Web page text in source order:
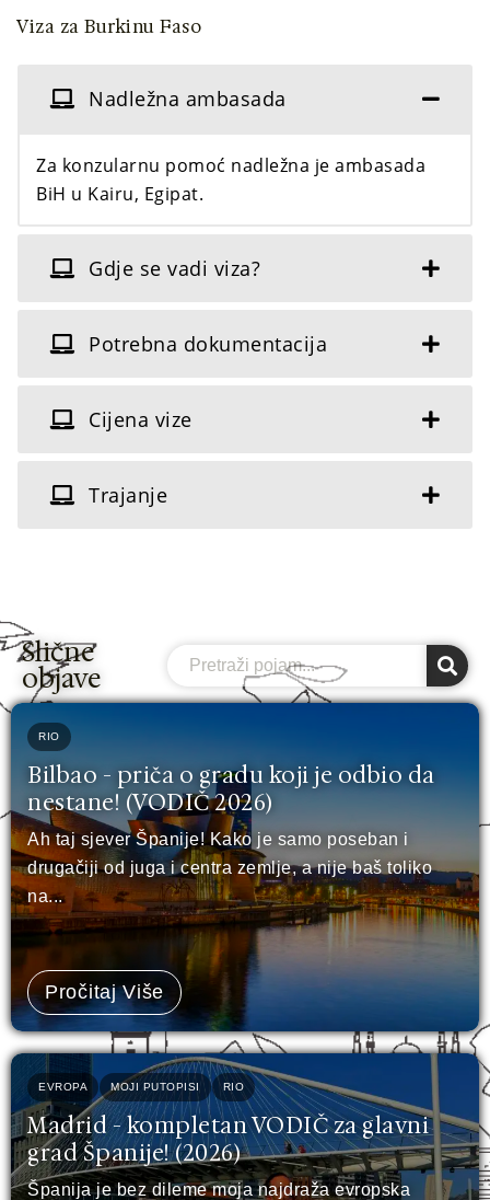
Viza za Burkinu Faso
Nadležna ambasada
Za konzularnu pomoć nadležna je ambasada
BiH u Kairu, Egipat.
Gdje se vadi viza?
Potrebna dokumentacija
Cijena vize
Trajanje
Slične
objave
Search
RIO
Bilbao - priča o gradu koji je odbio da
nestane! (VODIČ 2026)
Ah taj sjever Španije! Kako je samo poseban i
drugačiji od juga i centra zemlje, a nije baš toliko
na...
Pročitaj Više
EVROPA MOJI PUTOPISI RIO
Madrid - kompletan VODIČ za glavni
grad Španije! (2026)
Španija je bez dileme moja najdraža evropska